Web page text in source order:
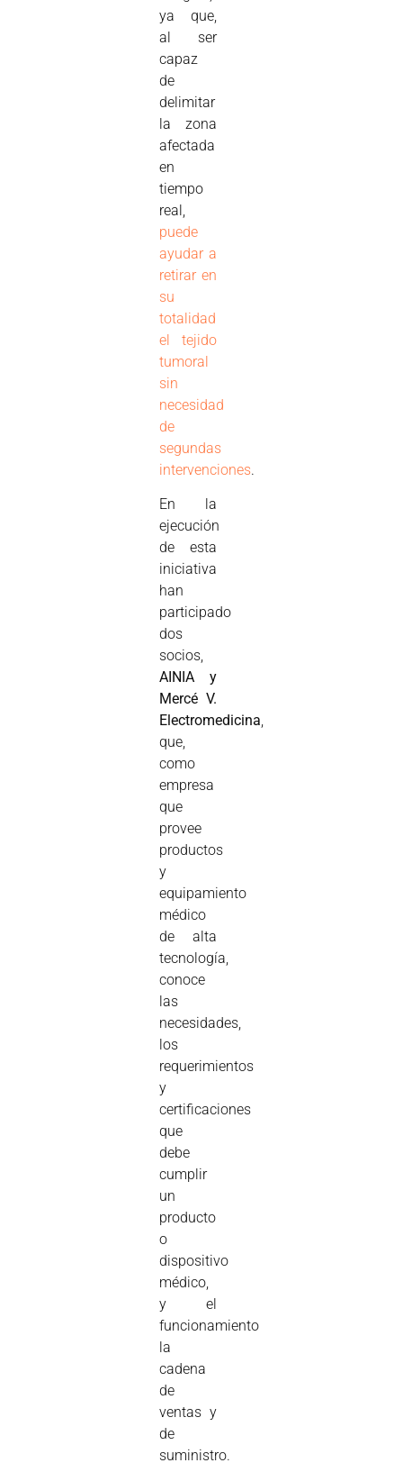
ya que,
al ser
capaz
de
delimitar
la zona
afectada
en
tiempo
real,
puede
ayudar a
retirar en
su
totalidad
el tejido
tumoral
sin
necesidad
de
segundas
intervenciones.
En la
ejecución
de esta
iniciativa
han
participado
dos
socios,
AINIA y
Mercé V.
Electromedicina,
que,
como
empresa
que
provee
productos
y
equipamiento
médico
de alta
tecnología,
conoce
las
necesidades,
los
requerimientos
y
certificaciones
que
debe
cumplir
un
producto
o
dispositivo
médico,
y el
funcionamiento
la
cadena
de
ventas y
de
suministro.